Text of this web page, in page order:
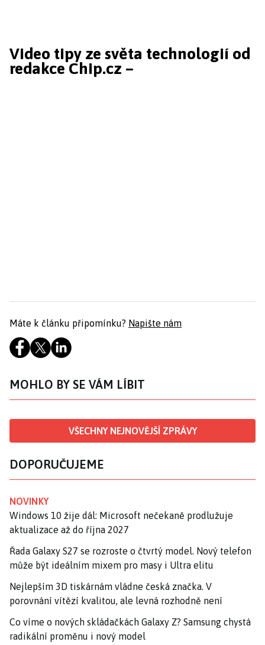
Video tipy ze světa technologií od
redakce Chip.cz –
Máte k článku připomínku? Napište nám
MOHLO BY SE VÁM LÍBIT
VŠECHNY NEJNOVĚJŠÍ ZPRÁVY
DOPORUČUJEME
NOVINKY
Windows 10 žije dál: Microsoft nečekaně prodlužuje
aktualizace až do října 2027
Řada Galaxy S27 se rozroste o čtvrtý model. Nový telefon
může být ideálním mixem pro masy i Ultra elitu
Nejlepším 3D tiskárnám vládne česká značka. V
porovnání vítězí kvalitou, ale levná rozhodně není
Co víme o nových skládačkách Galaxy Z? Samsung chystá
radikální proměnu i nový model